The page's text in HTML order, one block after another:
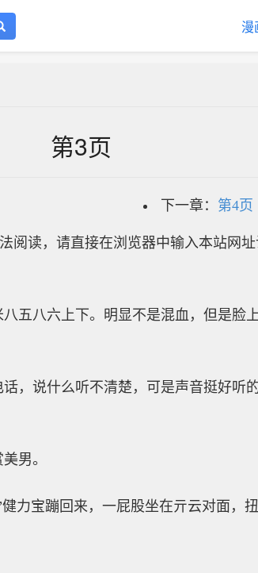
漫
第3页
下一章： 第4页
阅读，请直接在浏览器中输入本站网
五八六上下。明显不是混血，但是脸
话，说什么听不清楚，可是声音挺好
男。
力宝蹦回来，一屁股坐在亓云对面，